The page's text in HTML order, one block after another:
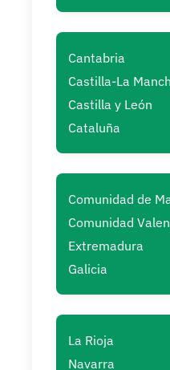
Cantabria
Castilla-La
Castilla y León
Cataluña
Comunidad de
Comunidad
Extremadura
Galicia
La Rioja
Navarra